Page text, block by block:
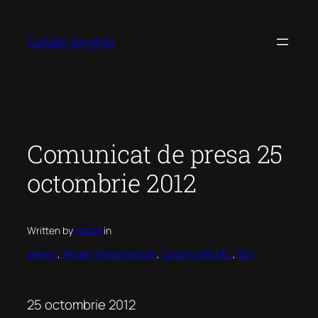
content
Catalin Anghel
Comunicat de presa 25
octombrie 2012
Written bycatalinin
alegeri, Alegeri Parlamentare, Catalin ANGHEL, Stiri
25 octombrie 2012